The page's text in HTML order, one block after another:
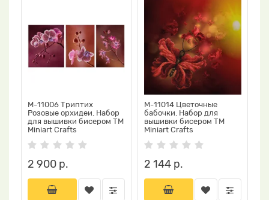
М-11006 Триптих
Розовые орхидеи. Набор
для вышивки бисером ТМ
Miniart Crafts
2 900 р.
М-11014 Цветочные
бабочки. Набор для
вышивки бисером ТМ
Miniart Crafts
2 144 р.